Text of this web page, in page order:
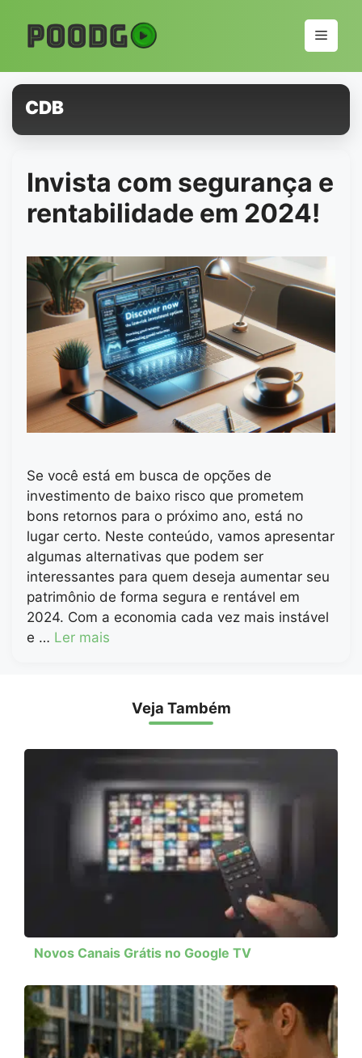
para
conteúdo
Menu
CDB
Invista com segurança e
rentabilidade em 2024!
Se você está em busca de opções de
investimento de baixo risco que prometem
bons retornos para o próximo ano, está no
lugar certo. Neste conteúdo, vamos apresentar
algumas alternativas que podem ser
interessantes para quem deseja aumentar seu
patrimônio de forma segura e rentável em
2024. Com a economia cada vez mais instável
e … Ler mais
Veja Também
Novos Canais Grátis no Google TV